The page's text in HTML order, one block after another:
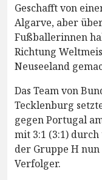
Geschafft von
Algarve, aber
Fußballerinnen
Richtung
Neuseeland
Das Team von
Tecklenburg
gegen Portugal
mit 3:1 (3:1)
der Gruppe H
Verfolger.